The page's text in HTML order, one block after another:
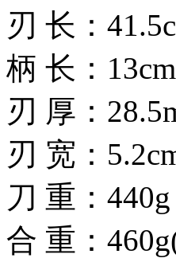
刃 长：
柄 长：13cm
刃 厚：
刃 宽：
刀 重：440g
合 重：